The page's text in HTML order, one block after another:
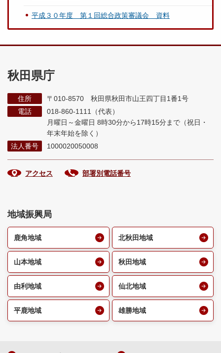
平成３０年度 第１回総合政策審議会 資料
秋田県庁
住所
〒010-8570 秋田県秋田市山王四丁目1番1号
電話
018-860-1111（代表）
月曜日～金曜日 8時30分から17時15分まで （祝日・
年末年始を除く）
法人番号
1000020050008
アクセス 部署別電話番号
地域振興局
鹿角地域 北秋田地域
山本地域 秋田地域
由利地域 仙北地域
平鹿地域 雄勝地域